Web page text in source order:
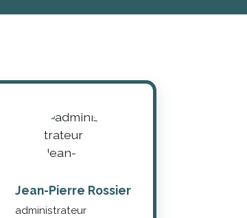
Jean-Pierre Rossier
administrateur